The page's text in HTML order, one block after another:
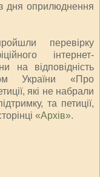
дня оприлюднення
перевірку
інтернет-
на відповідність
України «Про
які не набрали
та петиції,
«Архів».